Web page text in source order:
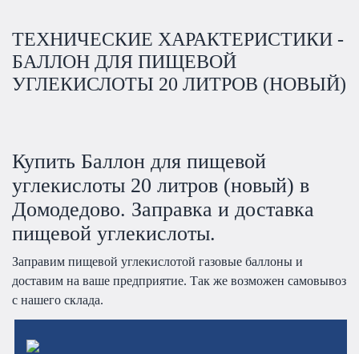
ТЕХНИЧЕСКИЕ ХАРАКТЕРИСТИКИ -
БАЛЛОН ДЛЯ ПИЩЕВОЙ
УГЛЕКИСЛОТЫ 20 ЛИТРОВ (НОВЫЙ)
Купить Баллон для пищевой
углекислоты 20 литров (новый) в
Домодедово. Заправка и доставка
пищевой углекислоты.
Заправим пищевой углекислотой газовые баллоны и
доставим на ваше предприятие. Так же возможен самовывоз
с нашего склада.